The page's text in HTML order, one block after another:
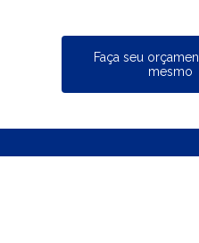
Faça seu
mesmo